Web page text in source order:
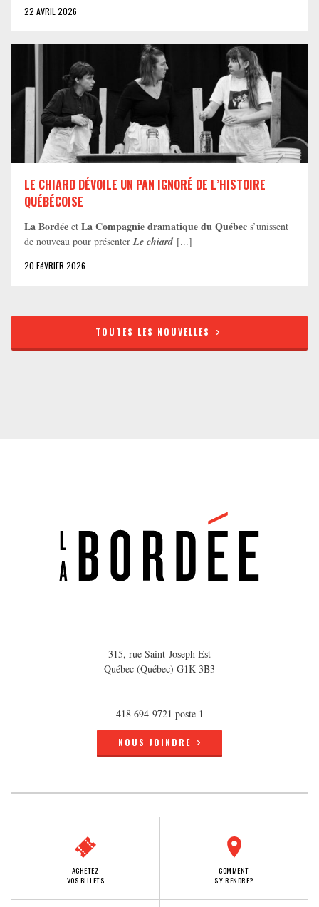
22 AVRIL 2026
LE CHIARD DÉVOILE UN PAN IGNORÉ DE L’HISTOIRE
QUÉBÉCOISE
La Bordée et La Compagnie dramatique du Québec s’unissent
de nouveau pour présenter Le chiard [...]
20 FéVRIER 2026
TOUTES LES NOUVELLES
315, rue Saint-Joseph Est
Québec (Québec) G1K 3B3
418 694-9721 poste 1
NOUS JOINDRE
ACHETEZ
VOS BILLETS
COMMENT
S'Y RENDRE?